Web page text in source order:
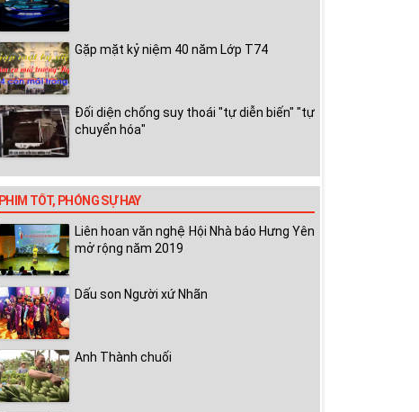
Gặp mặt kỷ niệm 40 năm Lớp T74
Đối diện chống suy thoái "tự diễn biến" "tự
chuyển hóa"
PHIM TỐT, PHÓNG SỰ HAY
Liên hoan văn nghệ Hội Nhà báo Hưng Yên
mở rộng năm 2019
Dấu son Người xứ Nhãn
Anh Thành chuối